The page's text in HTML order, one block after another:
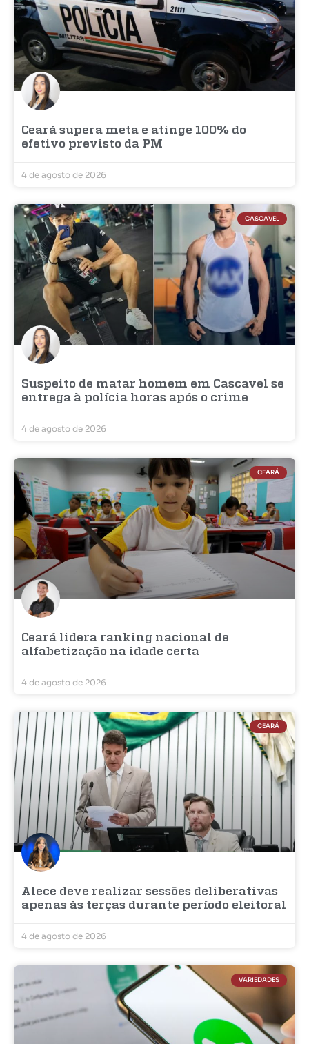
Ceará supera meta e atinge 100% do
efetivo previsto da PM
4 de agosto de 2026
CASCAVEL
Suspeito de matar homem em Cascavel se
entrega à polícia horas após o crime
4 de agosto de 2026
CEARÁ
Ceará lidera ranking nacional de
alfabetização na idade certa
4 de agosto de 2026
CEARÁ
Alece deve realizar sessões deliberativas
apenas às terças durante período eleitoral
4 de agosto de 2026
VARIEDADES